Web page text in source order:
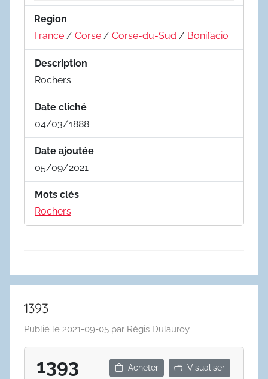
Region
France / Corse / Corse-du-Sud / Bonifacio
Description
Rochers
Date cliché
04/03/1888
Date ajoutée
05/09/2021
Mots clés
Rochers
1393
Publié le 2021-09-05 par Régis Dulauroy
1393 Acheter Visualiser